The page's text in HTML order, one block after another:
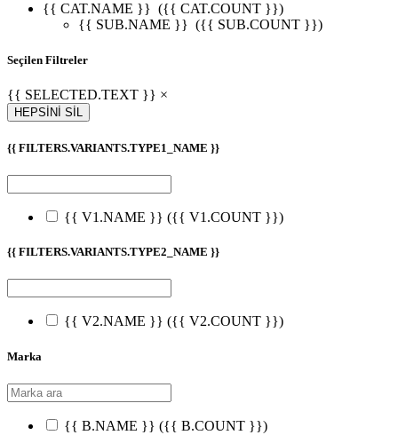
{{ CAT.NAME }} ({{ CAT.COUNT }})
{{ SUB.NAME }} ({{ SUB.COUNT }})
Seçilen Filtreler
{{ SELECTED.TEXT }} ×
HEPSİNİ SİL
{{ FILTERS.VARIANTS.TYPE1_NAME }}
{{ V1.NAME }} ({{ V1.COUNT }})
{{ FILTERS.VARIANTS.TYPE2_NAME }}
{{ V2.NAME }} ({{ V2.COUNT }})
Marka
{{ B.NAME }} ({{ B.COUNT }})